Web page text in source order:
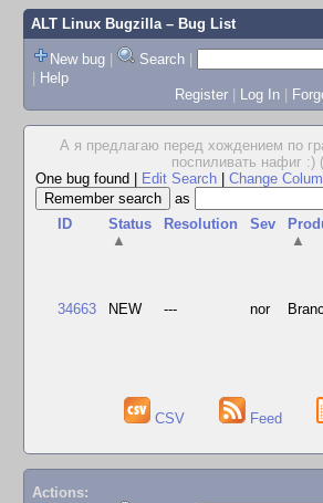
ALT Linux Bugzilla– Bug List
New bug | Search |
| Help
Register | Log In |
А я предлагаю перед хождением по
поспиливать нафиг :)
One bug found
Edit Search Change
as
ID
Status
▲
Resolution Sev
▲
34663 NEW --- nor
CSV Feed
Actions: